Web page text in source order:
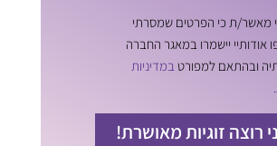
מאשר/ת כי הפרטים שמסרתי
אודותיי יישמרו במאגר החברה
ובהתאם למפורט במדיניות
רוצה זוגיות מאושרת!